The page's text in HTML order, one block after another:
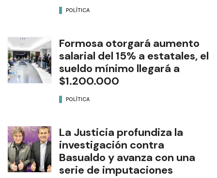
POLÍTICA
Formosa otorgará aumento
salarial del 15% a estatales, el
sueldo mínimo llegará a
$1.200.000
POLÍTICA
La Justicia profundiza la
investigación contra
Basualdo y avanza con una
serie de imputaciones